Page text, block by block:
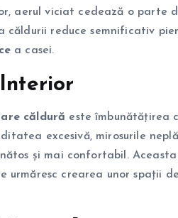
aerul viciat cedează o parte
căldurii reduce semnificativ
a casei.
căldură este îmbunătățirea
excesivă, mirosurile
și mai confortabil.
urmăresc crearea unor spații